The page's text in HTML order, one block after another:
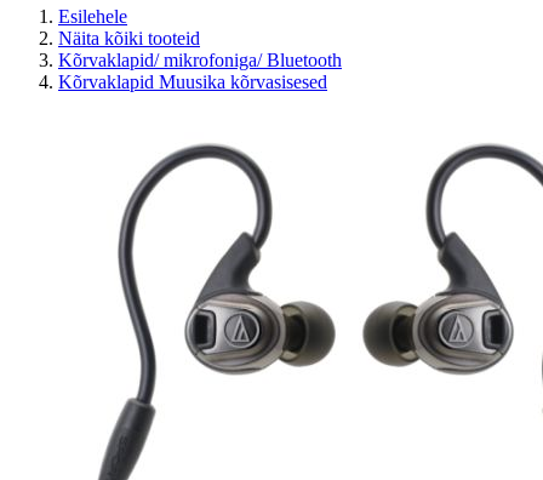
Esilehele
Näita kõiki tooteid
Kõrvaklapid/ mikrofoniga/ Bluetooth
Kõrvaklapid Muusika kõrvasisesed